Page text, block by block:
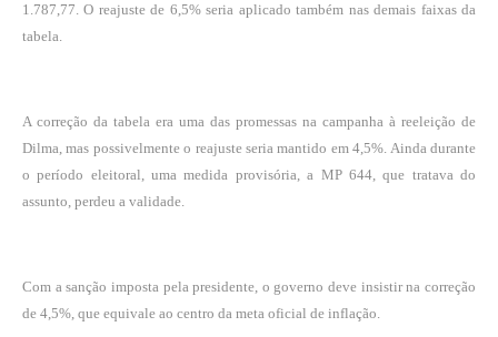
1.787,77. O reajuste de 6,5% seria aplicado também nas demais faixas da
tabela.
A correção da tabela era uma das promessas na campanha à reeleição de
Dilma, mas possivelmente o reajuste seria mantido em 4,5%. Ainda durante
o período eleitoral, uma medida provisória, a MP 644, que tratava do
assunto, perdeu a validade.
Com a sanção imposta pela presidente, o governo deve insistir na correção
de 4,5%, que equivale ao centro da meta oficial de inflação.